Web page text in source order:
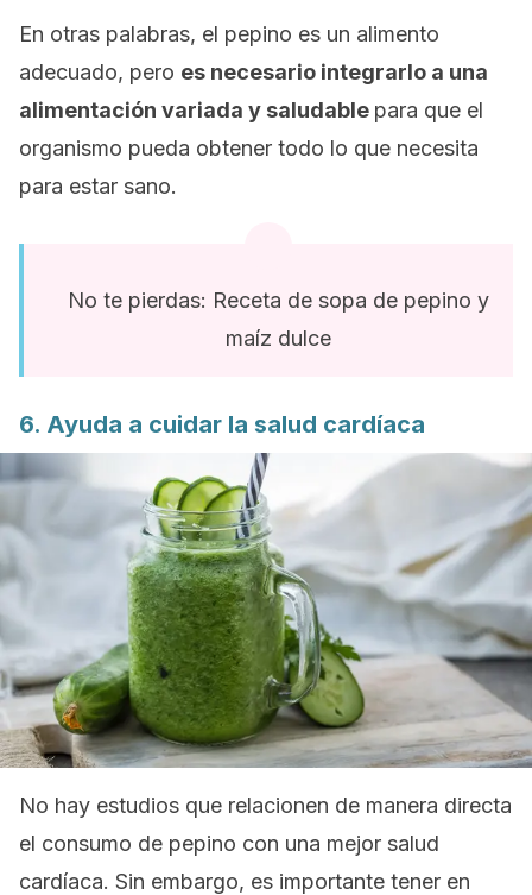
En otras palabras, el pepino es un alimento
adecuado, pero es necesario integrarlo a una
alimentación variada y saludable para que el
organismo pueda obtener todo lo que necesita
para estar sano.
No te pierdas: Receta de sopa de pepino y
maíz dulce
6. Ayuda a cuidar la salud cardíaca
No hay estudios que relacionen de manera directa
el consumo de pepino con una mejor salud
cardíaca. Sin embargo, es importante tener en